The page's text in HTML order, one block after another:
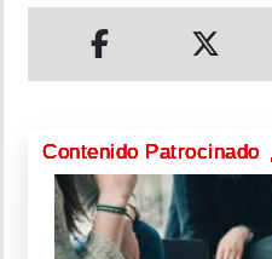
Contenido Patrocinado